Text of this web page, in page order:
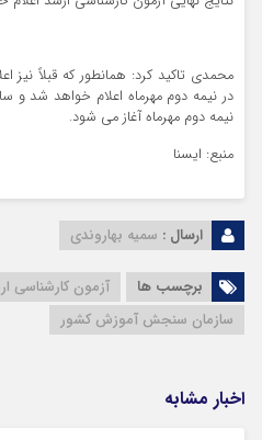
در نیمه دوم مهرماه اعلام خواهد شد و
نیمه دوم مهرماه آغاز می شود.
منبع: ایسنا
ارسال : سمیه بهاروندی
برچسب ها
آزمون کارشناسی
سازمان سنجش آموزش کشور
اخبار مشابه